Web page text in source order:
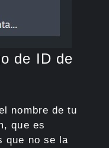
de ID de
nombre de tu
que es
que no se la